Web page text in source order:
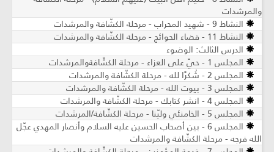
والمرشدات
النشاط 9 - شهيد المحراب - مرحلة الكشّافة والمرشدات
النشاط 11 - قضاء الحوائج - مرحلة الكشّافة والمرشدات
الدرس الثالث: الوضوء
المجلس 1 - حيّ على العزاء - مرحلة الكشّافةوالمرشدات
المجلس 2 - شُكرًا لله - مرحلة الكشّافة والمرشدات
المجلس 3 - بيوت الله - مرحلة الكشّافة والمرشدات
المجلس 4 - انشر كتابك - مرحلة الكشّافة والمرشدات
المجلس 5 - الخامنئي وليّنا - مرحلة الكشّافة/المرشدات
المجلس 6 - بين أصحاب الحسين عليه السلام وأنصار المهدي عجّل
الله فرجه - مرحلة الكشّافة والمرشدات